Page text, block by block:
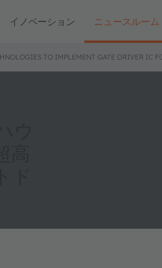
イノベーション ニュースルーム
TO IMPLEMENT GATE DRIVER IC